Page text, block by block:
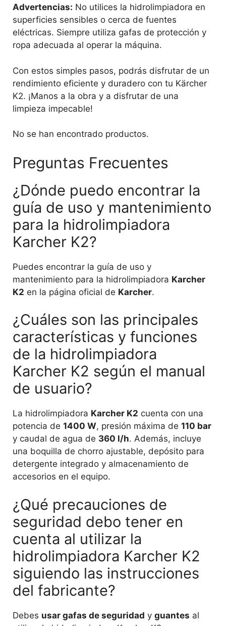
Advertencias: No utilices la hidrolimpiadora en
superficies sensibles o cerca de fuentes
eléctricas. Siempre utiliza gafas de protección y
ropa adecuada al operar la máquina.
Con estos simples pasos, podrás disfrutar de un
rendimiento eficiente y duradero con tu Kärcher
K2. ¡Manos a la obra y a disfrutar de una
limpieza impecable!
No se han encontrado productos.
Preguntas Frecuentes
¿Dónde puedo encontrar la
guía de uso y mantenimiento
para la hidrolimpiadora
Karcher K2?
Puedes encontrar la guía de uso y
mantenimiento para la hidrolimpiadora Karcher
K2 en la página oficial de Karcher.
¿Cuáles son las principales
características y funciones
de la hidrolimpiadora
Karcher K2 según el manual
de usuario?
La hidrolimpiadora Karcher K2 cuenta con una
potencia de 1400 W, presión máxima de 110 bar
y caudal de agua de 360 l/h. Además, incluye
una boquilla de chorro ajustable, depósito para
detergente integrado y almacenamiento de
accesorios en el equipo.
¿Qué precauciones de
seguridad debo tener en
cuenta al utilizar la
hidrolimpiadora Karcher K2
siguiendo las instrucciones
del fabricante?
Debes usar gafas de seguridad y guantes al